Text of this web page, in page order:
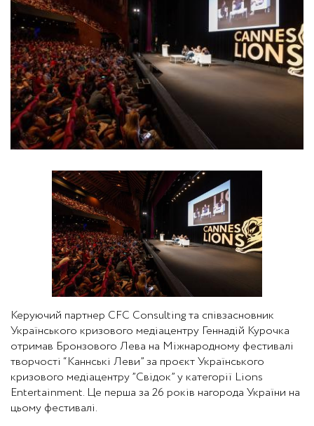
Керуючий партнер CFC Consulting та співзасновник
Українського кризового медіацентру Геннадій Курочка
отримав Бронзового Лева на Міжнародному фестивалі
творчості “Каннські Леви” за проєкт Українського
кризового медіацентру ”Свідок” у категорії Lions
Entertainment. Це перша за 26 років нагорода України на
цьому фестивалі.